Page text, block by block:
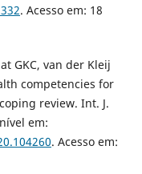
. Acesso em: 18
GKC, van der Kleij
competencies for
review. Int. J.
em:
. Acesso em: